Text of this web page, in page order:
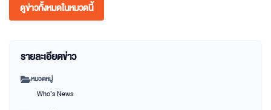
ดูข่าวทั้งหมดในหมวดนี้
รายละเอียดข่าว
หมวดหมู่
Who’s News